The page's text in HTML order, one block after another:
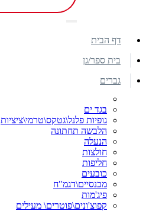
דף הבית
בית ספר/גן
גברים
בגד ים
גופיות פלנל\גטקס\טרמי\ציציות
הלבשה תחתונה
הנעלה
חולצות
חליפות
כובעים
מכנסיים\דגמ"ח
פיג'מות
קפוצ'ונים\פוטרים\ מעילים